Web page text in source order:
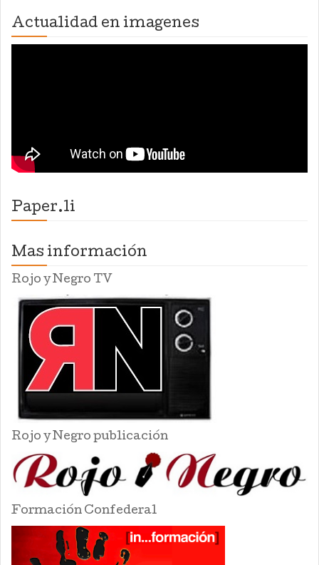
Actualidad en imagenes
Paper.li
Mas información
Rojo y Negro TV
Rojo y Negro publicación
Formación Confederal